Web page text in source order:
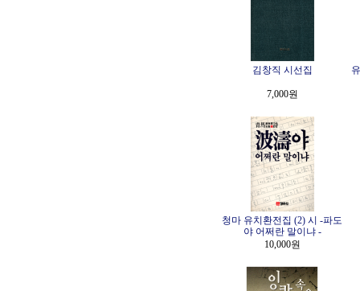
김창직 시선집
7,000원
청마 유치환전집 (2) 시 -파도
야 어쩌란 말이냐 -
10,000원